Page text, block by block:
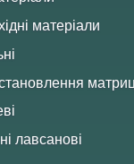
матеріали
лавсанові